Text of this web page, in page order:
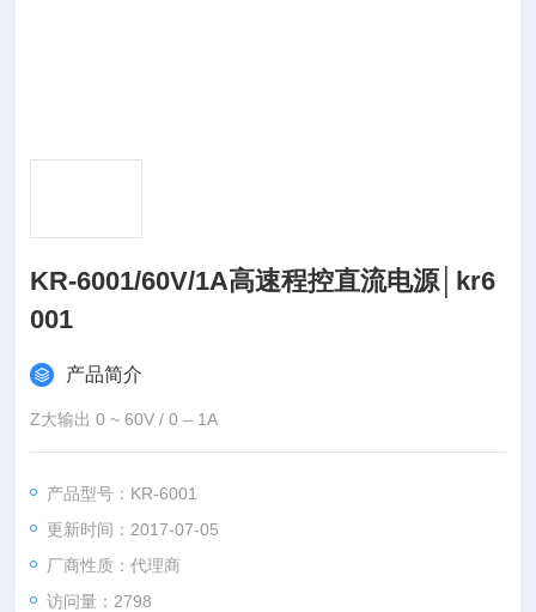
KR-6001/60V/1A高速程控直流电源│kr6
001
产品简介
Z大输出 0 ~ 60V / 0 – 1A
产品型号：KR-6001
更新时间：2017-07-05
厂商性质：代理商
访问量：2798